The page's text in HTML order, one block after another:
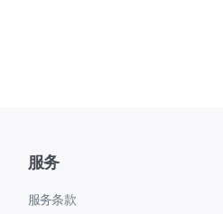
服务
服务条款